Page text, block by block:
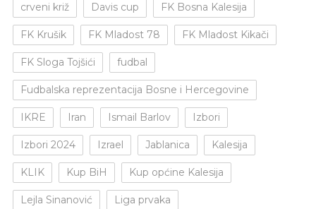
crveni križ Davis cup FK Bosna Kalesija
FK Krušik FK Mladost 78 FK Mladost Kikači
FK Sloga Tojšići fudbal
Fudbalska reprezentacija Bosne i Hercegovine
IKRE Iran Ismail Barlov Izbori
Izbori 2024 Izrael Jablanica Kalesija
KLIK Kup BiH Kup općine Kalesija
Lejla Sinanović Liga prvaka